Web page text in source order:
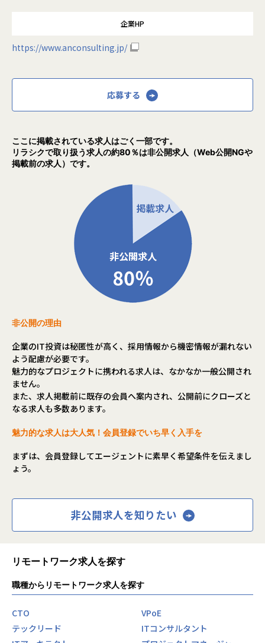
企業HP
https://www.anconsulting.jp/
応募する
ここに掲載されている求人はごく一部です。
リラシクで取り扱う求人の約80％は非公開求人（Web公開NGや
掲載前の求人）です。
非公開の理由
企業のIT投資は秘匿性が高く、採用情報から機密情報が漏れない
よう配慮が必要です。
魅力的なプロジェクトに携われる求人は、なかなか一般公開され
ません。
また、求人掲載前に既存の会員へ案内され、公開前にクローズと
なる求人も多数あります。
魅力的な求人は大人気！会員登録でいち早く入手を
まずは、会員登録してエージェントに素早く希望条件を伝えまし
ょう。
非公開求人を知りたい
リモートワーク求人を探す
職種からリモートワーク求人を探す
CTO
VPoE
テックリード
ITコンサルタント